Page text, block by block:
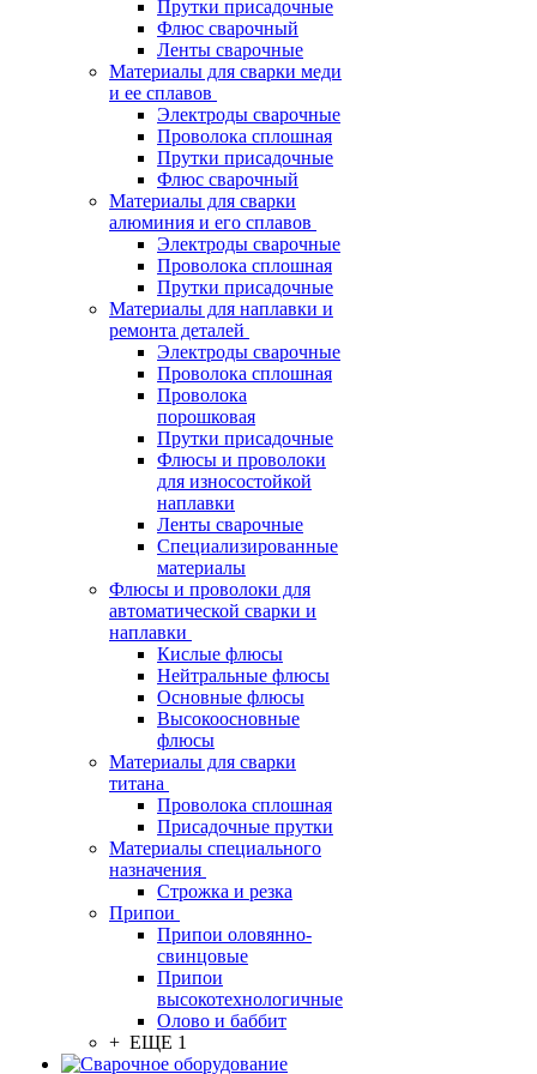
Прутки присадочные
Флюс сварочный
Ленты сварочные
Материалы для сварки меди
и ее сплавов
Электроды сварочные
Проволока сплошная
Прутки присадочные
Флюс сварочный
Материалы для сварки
алюминия и его сплавов
Электроды сварочные
Проволока сплошная
Прутки присадочные
Материалы для наплавки и
ремонта деталей
Электроды сварочные
Проволока сплошная
Проволока
порошковая
Прутки присадочные
Флюсы и проволоки
для износостойкой
наплавки
Ленты сварочные
Специализированные
материалы
Флюсы и проволоки для
автоматической сварки и
наплавки
Кислые флюсы
Нейтральные флюсы
Основные флюсы
Высокоосновные
флюсы
Материалы для сварки
титана
Проволока сплошная
Присадочные прутки
Материалы специального
назначения
Строжка и резка
Припои
Припои оловянно-
свинцовые
Припои
высокотехнологичные
Олово и баббит
+ ЕЩЕ 1